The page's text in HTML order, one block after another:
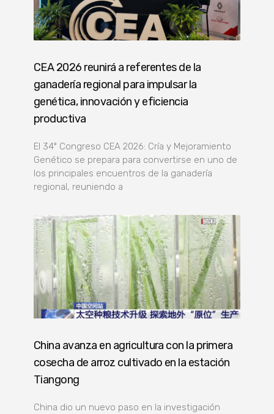
CEA 2026 reunirá a referentes de la
ganadería regional para impulsar la
genética, innovación y eficiencia
productiva
El 34º Congreso CEA 2026: Cría y Mejoramiento
Genético se prepara para convertirse en uno de
los principales encuentros de la ganadería
regional, reuniendo a
China avanza en agricultura con la primera
cosecha de arroz cultivado en la estación
Tiangong
China dio un nuevo paso en la investigación